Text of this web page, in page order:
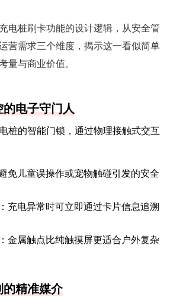
电桩刷卡功能的设计逻辑，从安全管
营需求三个维度，揭示这一看似简单
量与商业价值。
电子守门人
桩的智能门锁，通过物理接触式交互
免儿童误操作或宠物触碰引发的安全
充电异常时可立即通过卡片信息追溯
金属触点比纯触摸屏更适合户外复杂
的精准媒介